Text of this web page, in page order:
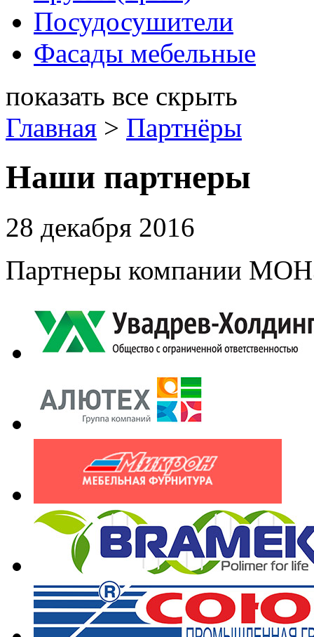
Посудосушители
Фасады мебельные
показать все скрыть
Главная > Партнёры
Наши партнеры
28 декабря 2016
Партнеры компании